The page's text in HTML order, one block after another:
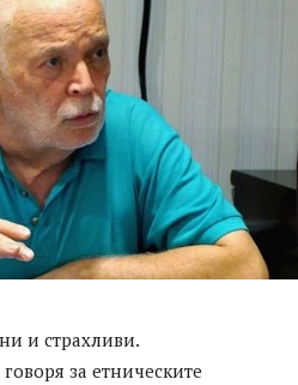
и страхливи.
за етническите